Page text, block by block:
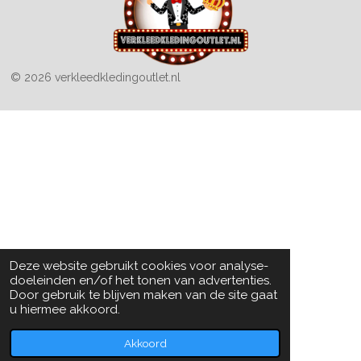
Deze website gebruikt cookies voor analyse-
doeleinden en/of het tonen van advertenties.
Door gebruik te blijven maken van de site gaat
u hiermee akkoord.
Akkoord
© 2026 verkleedkledingoutlet.nl